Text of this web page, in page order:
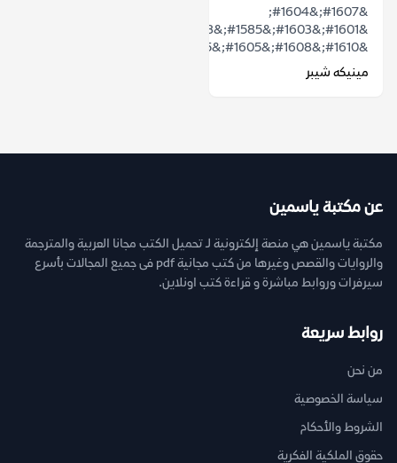
&#1607;&#1604;
&#1610;&#1608;&#1605;&#1575;&#1611;...
مينيكه شيبر
عن مكتبة ياسمين
مكتبة ياسمين هي منصة إلكترونية لـ تحميل الكتب مجانا العربية والمترجمة
والروايات والقصص وغيرها من كتب مجانية pdf فى جميع المجالات بأسرع
سيرفرات وروابط مباشرة و قراءة كتب اونلاين.
روابط سريعة
من نحن
سياسة الخصوصية
الشروط والأحكام
حقوق الملكية الفكرية